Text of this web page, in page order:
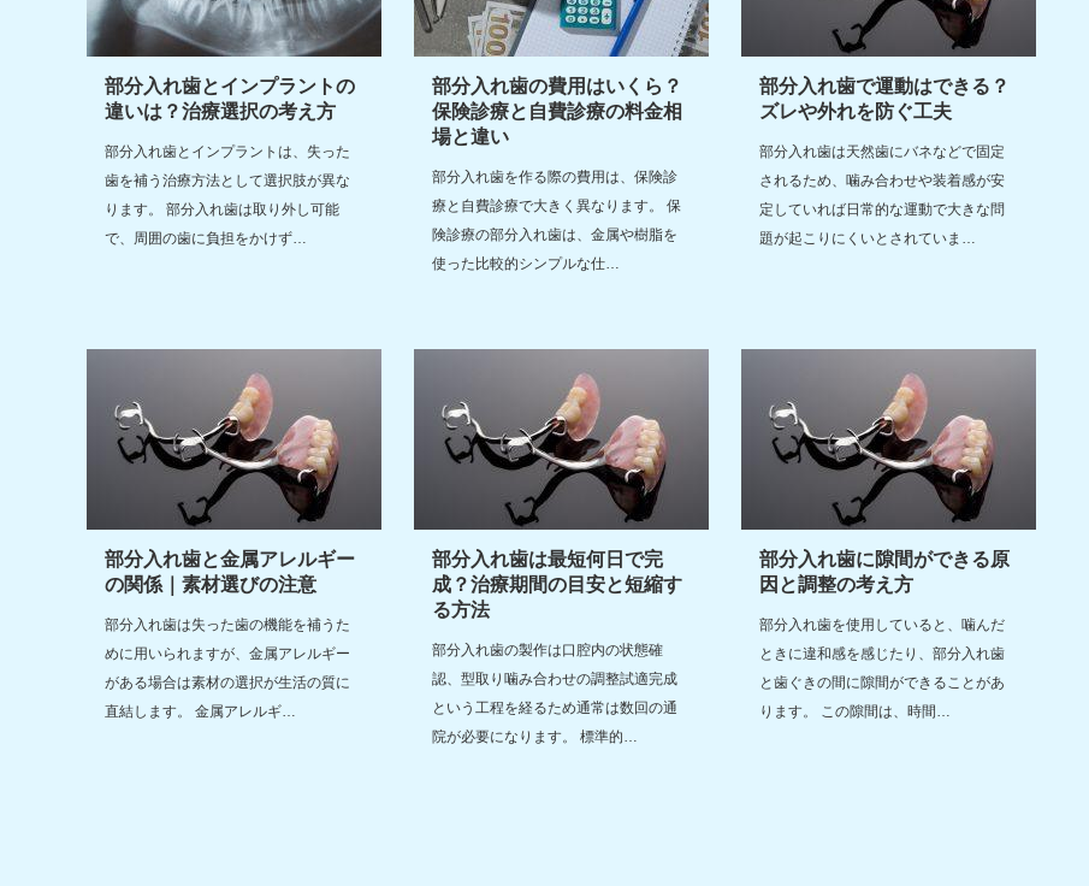
部分入れ歯とインプラントの
違いは？治療選択の考え方
部分入れ歯とインプラントは、失った
歯を補う治療方法として選択肢が異な
ります。 部分入れ歯は取り外し可能
で、周囲の歯に負担をかけず…
部分入れ歯の費用はいくら？
保険診療と自費診療の料金相
場と違い
部分入れ歯を作る際の費用は、保険診
療と自費診療で大きく異なります。 保
険診療の部分入れ歯は、金属や樹脂を
使った比較的シンプルな仕…
部分入れ歯で運動はできる？
ズレや外れを防ぐ工夫
部分入れ歯は天然歯にバネなどで固定
されるため、噛み合わせや装着感が安
定していれば日常的な運動で大きな問
題が起こりにくいとされていま…
部分入れ歯と金属アレルギー
の関係｜素材選びの注意
部分入れ歯は失った歯の機能を補うた
めに用いられますが、金属アレルギー
がある場合は素材の選択が生活の質に
直結します。 金属アレルギ…
部分入れ歯は最短何日で完
成？治療期間の目安と短縮す
る方法
部分入れ歯の製作は口腔内の状態確
認、型取り噛み合わせの調整試適完成
という工程を経るため通常は数回の通
院が必要になります。 標準的…
部分入れ歯に隙間ができる原
因と調整の考え方
部分入れ歯を使用していると、噛んだ
ときに違和感を感じたり、部分入れ歯
と歯ぐきの間に隙間ができることがあ
ります。 この隙間は、時間…